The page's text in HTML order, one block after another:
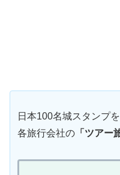
日本100名城スタンプ
各旅行会社の 「ツアー